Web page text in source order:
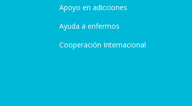
Apoyo en adicciones
Ayuda a enfermos
Cooperación Internacional